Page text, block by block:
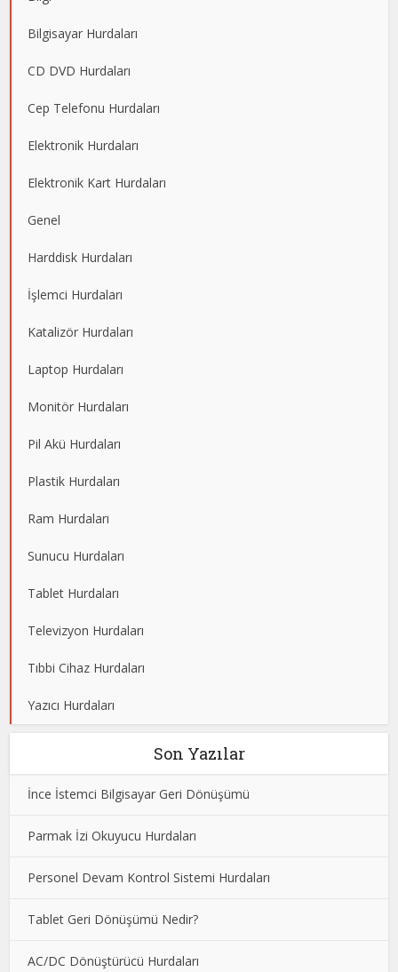
Bilgisayar Hurdaları
CD DVD Hurdaları
Cep Telefonu Hurdaları
Elektronik Hurdaları
Elektronik Kart Hurdaları
Genel
Harddisk Hurdaları
İşlemci Hurdaları
Katalizör Hurdaları
Laptop Hurdaları
Monitör Hurdaları
Pil Akü Hurdaları
Plastik Hurdaları
Ram Hurdaları
Sunucu Hurdaları
Tablet Hurdaları
Televizyon Hurdaları
Tıbbi Cihaz Hurdaları
Yazıcı Hurdaları
Son Yazılar
İnce İstemci Bilgisayar Geri Dönüşümü
Parmak İzi Okuyucu Hurdaları
Personel Devam Kontrol Sistemi Hurdaları
Tablet Geri Dönüşümü Nedir?
AC/DC Dönüştürücü Hurdaları